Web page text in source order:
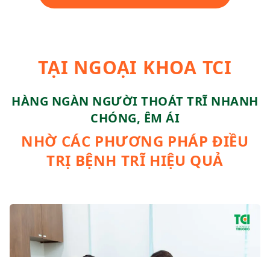
TẠI NGOẠI KHOA TCI
HÀNG NGÀN NGƯỜI THOÁT TRĨ NHANH
CHÓNG, ÊM ÁI
NHỜ CÁC PHƯƠNG PHÁP ĐIỀU
TRỊ BỆNH TRĨ HIỆU QUẢ